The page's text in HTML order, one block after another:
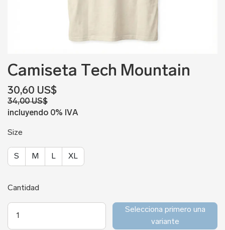
Camiseta Tech Mountain
30,60 US$
34,00 US$
incluyendo 0% IVA
Size
S M L XL
Cantidad
Selecciona primero una
variante